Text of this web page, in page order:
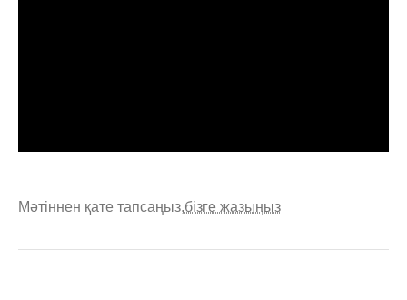
Мәтіннен қате тапсаңыз,бізге жазыңыз